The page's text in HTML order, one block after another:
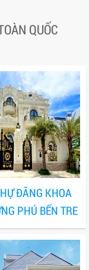
QUỐC
ĐĂNG KHOA
PHÚ BẾN TRE